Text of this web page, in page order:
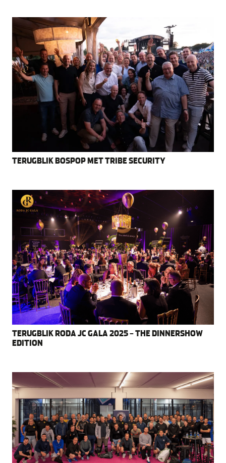
TERUGBLIK BOSPOP MET TRIBE SECURITY
TERUGBLIK RODA JC GALA 2025 – THE DINNERSHOW
EDITION